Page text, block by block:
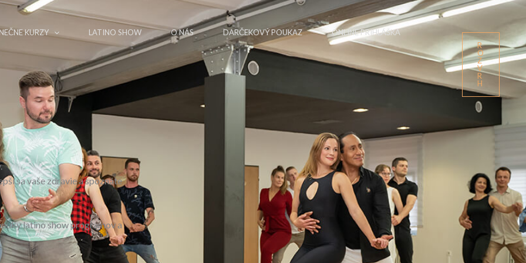
KURZY LATINO SHOW O NÁS DARČEKOVÝ POUKAZ ONLINE PRIHLÁŠKA
R
O
Z
V
R
H
sa vaše zdravie a spoznáte
latino show programov a